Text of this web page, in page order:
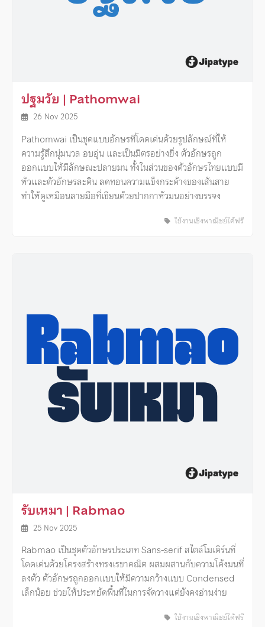
ปฐมวัย | Pathomwai
26 Nov 2025
Pathomwai เป็นชุดแบบอักษรที่โดดเด่นด้วยรูปลักษณ์ที่ให้
ความรู้สึกนุ่มนวล อบอุ่น และเป็นมิตรอย่างยิ่ง ตัวอักษรถูก
ออกแบบให้มีลักษณะปลายมน ทั้งในส่วนของตัวอักษรไทยแบบมี
หัวและตัวอักษรละติน ลดทอนความแข็งกระด้างของเส้นสาย
ทำให้ดูเหมือนลายมือที่เขียนด้วยปากกาหัวมนอย่างบรรจง
ใช้งานเชิงพาณิชย์ได้ฟรี
รับเหมา | Rabmao
25 Nov 2025
Rabmao เป็นชุดตัวอักษรประเภท Sans-serif สไตล์โมเดิร์นที่
โดดเด่นด้วยโครงสร้างทรงเรขาคณิต ผสมผสานกับความโค้งมนที่
ลงตัว ตัวอักษรถูกออกแบบให้มีความกว้างแบบ Condensed
เล็กน้อย ช่วยให้ประหยัดพื้นที่ในการจัดวางแต่ยังคงอ่านง่าย
ใช้งานเชิงพาณิชย์ได้ฟรี